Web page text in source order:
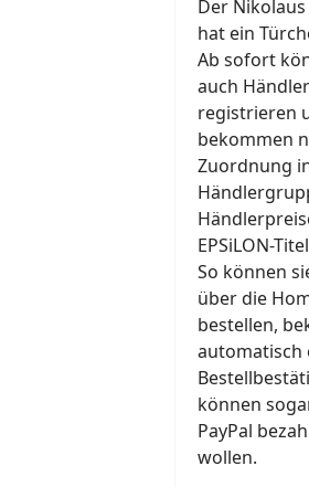
Der
hat ein
Ab sofort
auch
registrieren
bekommen
Zuordnung
EPSiLON-
So können
über die
bestellen,
automatisch
können
PayPal
wollen.